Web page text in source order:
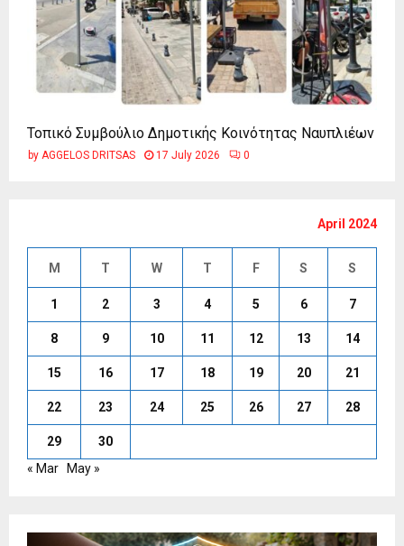
Τοπικό Συμβούλιο Δημοτικής Κοινότητας Ναυπλιέων
by AGGELOS DRITSAS 17 July 2026 0
April 2024
M T W T F S S
1 2 3 4 5 6 7
8 9 10 11 12 13 14
15 16 17 18 19 20 21
22 23 24 25 26 27 28
29
30
« Mar
May »